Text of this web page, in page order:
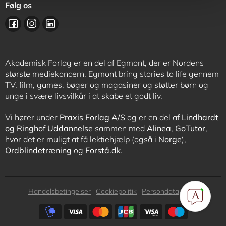
Følg os
Akademisk Forlag er en del af Egmont, der er Nordens
største mediekoncern. Egmont bring stories to life gennem
TV, film, games, bøger og magasiner og støtter børn og
unge i svære livsvilkår i at skabe et godt liv.
Vi hører under Praxis Forlag A/S og er en del af Lindhardt
og Ringhof Uddannelse sammen med Alinea, GoTutor,
hvor det er muligt at få lektiehjælp (også i Norge),
Ordblindetræning og Forstå.dk.
Subfooter
Handelsbetingelser Cookiepolitik
Persondatapolitik
Subfooter
payment